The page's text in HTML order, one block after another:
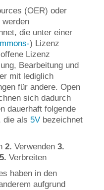
(OER) oder
die unter einer
) Lizenz
Lizenz
Bearbeitung und
mit lediglich
für andere. Open
sich dadurch
dauerhaft folgende
die als 5V bezeichnet
2. Verwenden 3.
5. Verbreiten
haben in den
aufgrund